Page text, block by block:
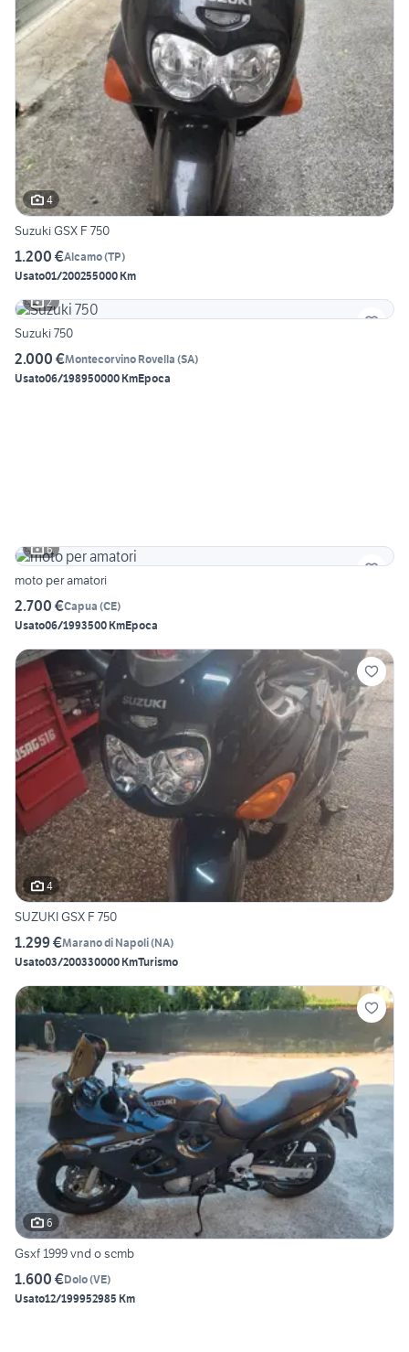
4
Suzuki GSX F 750
1.200 €Alcamo(TP)
Usato01/200255000 Km
2
Suzuki 750
2.000 €Montecorvino Rovella (SA)
Usato06/198950000 KmEpoca
6
moto per amatori
2.700 €Capua (CE)
Usato06/1993500 KmEpoca
4
SUZUKI GSX F 750
1.299 €Marano di Napoli(NA)
Usato03/200330000 KmTurismo
6
Gsxf 1999 vnd o scmb
1.600 €Dolo(VE)
Usato12/199952985 Km